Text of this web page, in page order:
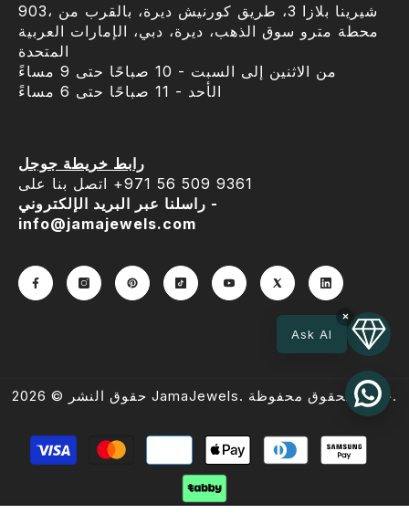
×
Ask AI
903، شيرينا بلازا 3، طريق كورنيش ديرة، بالقرب من
محطة مترو سوق الذهب، ديرة، دبي، الإمارات العربية
المتحدة
من الاثنين إلى السبت - 10 صباحًا حتى 9 مساءً
الأحد - 11 صباحًا حتى 6 مساءً
رابط خريطة جوجل
اتصل بنا على ‎+971 56 509 9361
راسلنا عبر البريد الإلكتروني -
info@jamajewels.com
حقوق النشر © 2026 JamaJewels. جميع الحقوق محفوظة.
طرق
الدفع